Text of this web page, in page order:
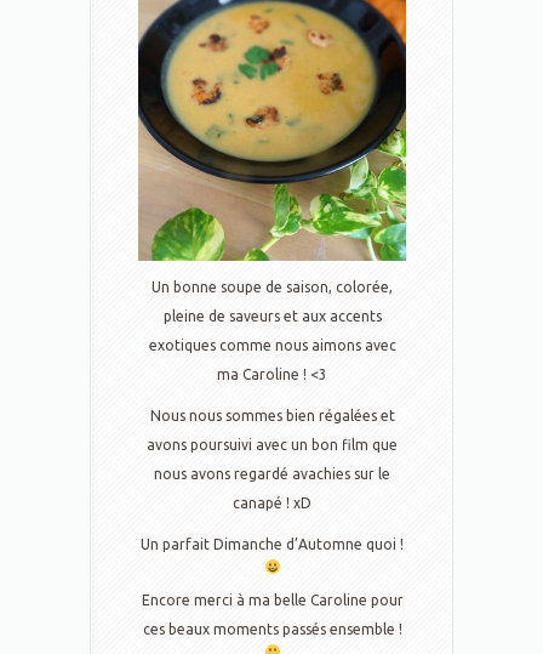
Un bonne soupe de saison, colorée,
pleine de saveurs et aux accents
exotiques comme nous aimons avec
ma Caroline ! <3
Nous nous sommes bien régalées et
avons poursuivi avec un bon film que
nous avons regardé avachies sur le
canapé ! xD
Un parfait Dimanche d’Automne quoi !
Encore merci à ma belle Caroline pour
ces beaux moments passés ensemble !